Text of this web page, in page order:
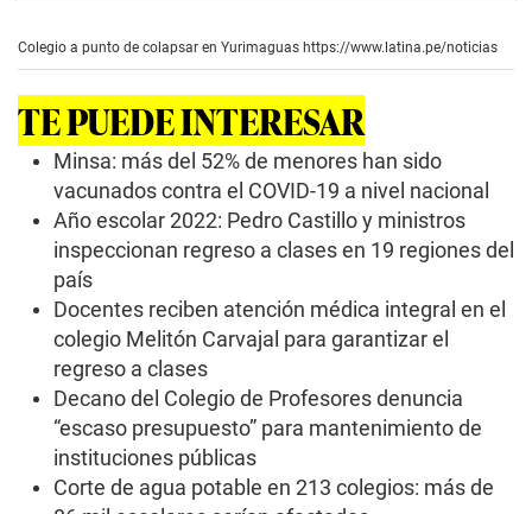
e
n
d
s
Colegio a punto de colapsar en Yurimaguas https://www.latina.pe/noticias
TE PUEDE INTERESAR
Minsa: más del 52% de menores han sido
vacunados contra el COVID-19 a nivel nacional
Año escolar 2022: Pedro Castillo y ministros
inspeccionan regreso a clases en 19 regiones del
país
Docentes reciben atención médica integral en el
colegio Melitón Carvajal para garantizar el
regreso a clases
Decano del Colegio de Profesores denuncia
“escaso presupuesto” para mantenimiento de
instituciones públicas
Corte de agua potable en 213 colegios: más de